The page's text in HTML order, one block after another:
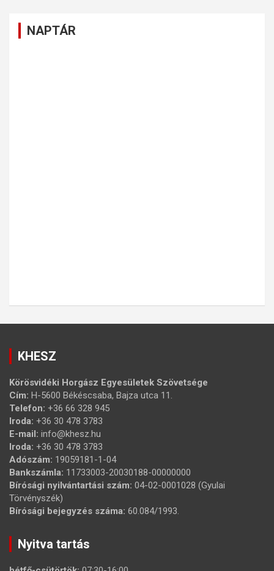
NAPTÁR
KHESZ
Körösvidéki Horgász Egyesületek Szövetsége
Cím: H-5600 Békéscsaba, Bajza utca 11.
Telefon: +36 66 328 945
Iroda: +36 30 478 3783
E-mail: info@khesz.hu
Iroda: +36 30 478 3783
Adószám: 19059181-1-04
Bankszámla: 11733003-20030188-00000000
Bírósági nyilvántartási szám: 04-02-0001028 (Gyulai
Törvényszék)
Bírósági bejegyzés száma: 60.084/1993.
Nyitva tartás